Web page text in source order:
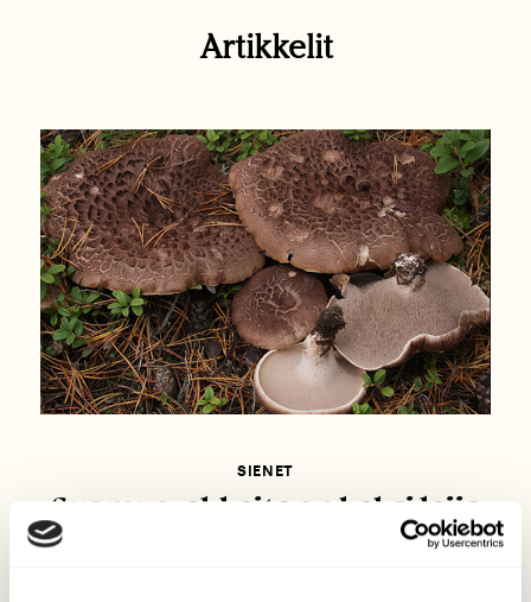
Artikkelit
SIENET
Suomuorakkaita on kaksi lajia